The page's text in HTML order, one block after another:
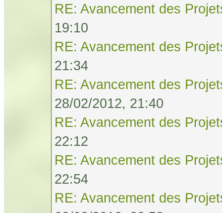
RE: Avancement des
19:10
RE: Avancement des
21:34
RE: Avancement des
28/02/2012, 21:40
RE: Avancement des
22:12
RE: Avancement des
22:54
RE: Avancement des